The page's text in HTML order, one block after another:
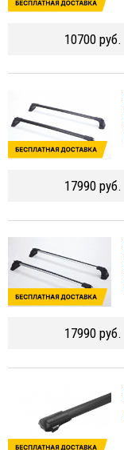
10700 руб.
17990 руб.
17990 руб.